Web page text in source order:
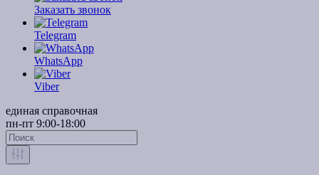
Заказать звонок
Telegram
WhatsApp
Viber
единая справочная
пн-пт 9:00-18:00